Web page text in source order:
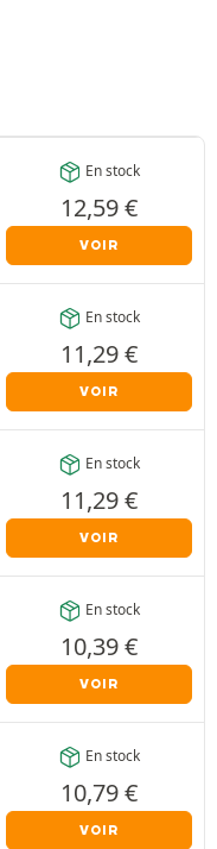
En stock
12,59€
VOIR
En stock
11,29€
VOIR
En stock
11,29€
VOIR
En stock
10,39€
VOIR
En stock
10,79€
VOIR